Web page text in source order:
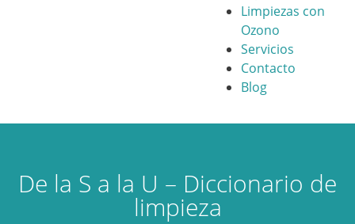
Limpiezas con
Ozono
Servicios
Contacto
Blog
De la S a la U – Diccionario de
limpieza